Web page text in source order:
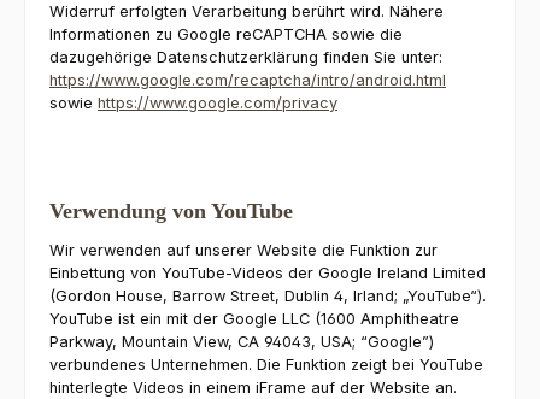
Widerruf erfolgten Verarbeitung berührt wird. Nähere
Informationen zu Google reCAPTCHA sowie die
dazugehörige Datenschutzerklärung finden Sie unter:
https://www.google.com/recaptcha/intro/android.html
sowie https://www.google.com/privacy
Verwendung von YouTube
Wir verwenden auf unserer Website die Funktion zur
Einbettung von YouTube-Videos der Google Ireland Limited
(Gordon House, Barrow Street, Dublin 4, Irland; „YouTube“).
YouTube ist ein mit der Google LLC (1600 Amphitheatre
Parkway, Mountain View, CA 94043, USA; “Google”)
verbundenes Unternehmen. Die Funktion zeigt bei YouTube
hinterlegte Videos in einem iFrame auf der Website an.